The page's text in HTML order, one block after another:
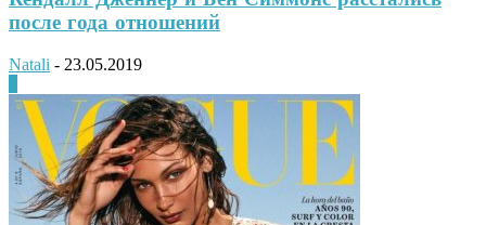
после года отношений
Natali - 23.05.2019